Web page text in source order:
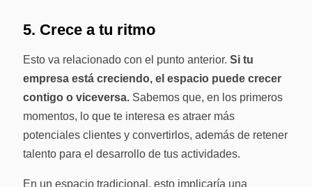
5. Crece a tu ritmo
Esto va relacionado con el punto anterior. Si tu
empresa está creciendo, el espacio puede crecer
contigo o viceversa.Sabemos que, en los primeros
momentos, lo que te interesa es atraer más
potenciales clientes y convertirlos, además de retener
talento para el desarrollo de tus actividades.
En un espacio tradicional, esto implicaría una